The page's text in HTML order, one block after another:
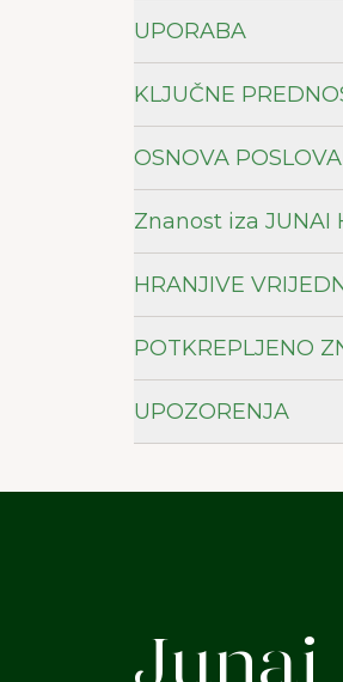
UPORABA
KLJUČNE
OSNOVA
Znanost iza JUNAI
HRANJIVE
POTKREPLJENO
UPOZORENJA